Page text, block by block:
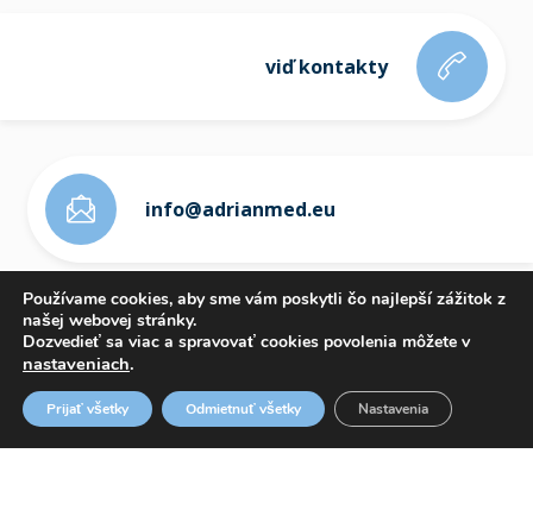
viď kontakty
info@adrianmed.eu
OZNAMOVANIE PROTISPOLOČENSKEJ ČINNOSTI
Používame cookies, aby sme vám poskytli čo najlepší zážitok z
našej webovej stránky.
Dozvedieť sa viac a spravovať cookies povolenia môžete v
nastaveniach.
Prijať všetky Odmietnuť všetky Nastavenia